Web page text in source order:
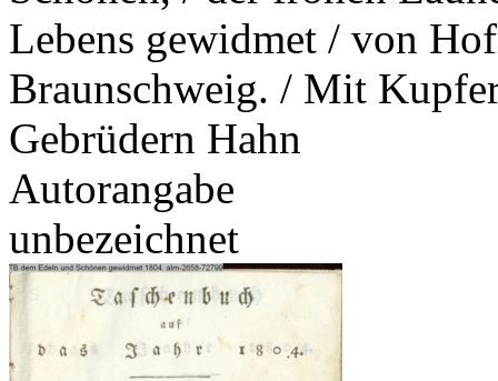
Lebens gewidmet / von
Braunschweig. / Mit
Gebrüdern Hahn
Autorangabe
unbezeichnet